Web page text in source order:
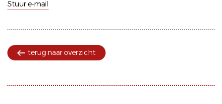
Stuur e-mail
terug naar overzicht